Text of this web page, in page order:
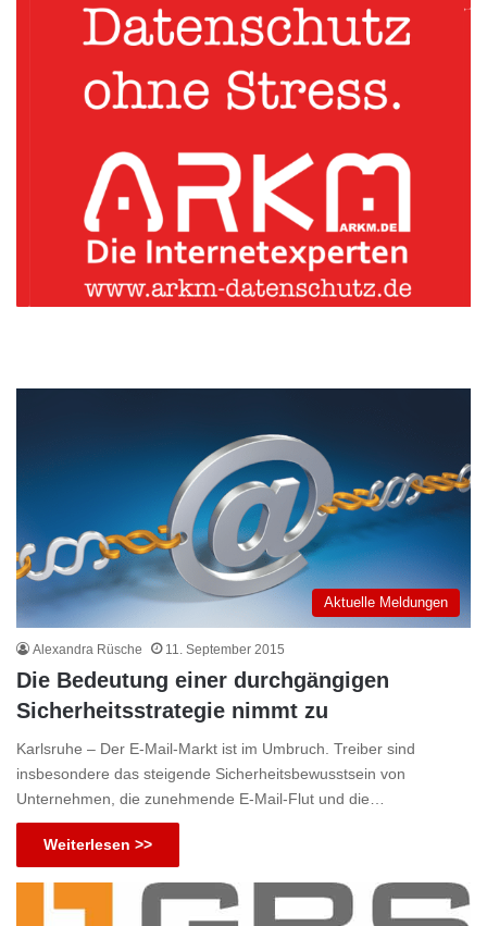
Aktuelle Meldungen
Alexandra Rüsche 11. September 2015
Die Bedeutung einer durchgängigen
Sicherheitsstrategie nimmt zu
Karlsruhe – Der E-Mail-Markt ist im Umbruch. Treiber sind
insbesondere das steigende Sicherheitsbewusstsein von
Unternehmen, die zunehmende E-Mail-Flut und die…
Weiterlesen >>